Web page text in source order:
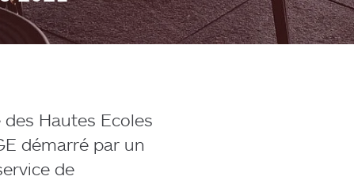
Hautes Ecoles
démarré par un
de